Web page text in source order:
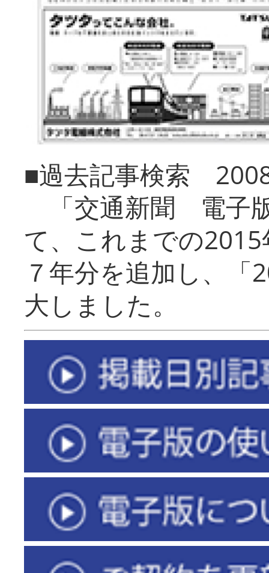
■過去記事検索
「交通新聞 電子
て、これまでの
７年分を追加し、「
大しまし